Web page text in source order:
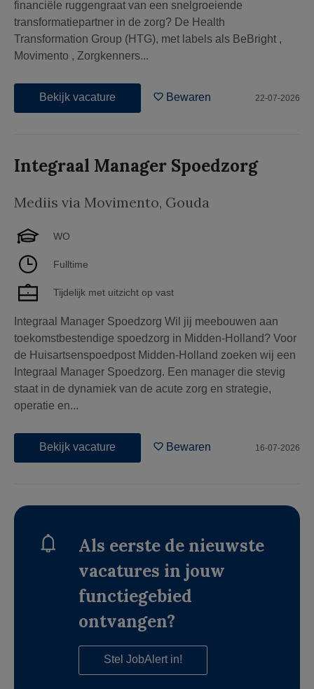
financiële ruggengraat van een snelgroeiende
transformatiepartner in de zorg? De Health
Transformation Group (HTG), met labels als BeBright ,
Movimento , Zorgkenners...
Bekijk vacature Bewaren 22-07-2026
Integraal Manager Spoedzorg
Mediis via Movimento, Gouda
WO
Fulltime
Tijdelijk met uitzicht op vast
Integraal Manager Spoedzorg Wil jij meebouwen aan
toekomstbestendige spoedzorg in Midden-Holland? Voor
de Huisartsenspoedpost Midden-Holland zoeken wij een
Integraal Manager Spoedzorg. Een manager die stevig
staat in de dynamiek van de acute zorg en strategie,
operatie en...
Bekijk vacature Bewaren 16-07-2026
Als eerste de nieuwste
vacatures in jouw
functiegebied
ontvangen?
Stel JobAlert in!